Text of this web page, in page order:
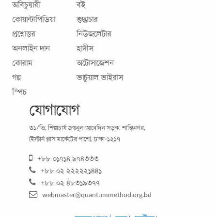
ভালবাসি, ভালবাসি
সবার খুশি-খুশি ভাব। মেয়েরা ক্লাসে বসে ব্যাগের ভেতর চকচকে
মোড়কের উপহার লুকাতে ব্যস্ত।...
অবিচুয়ারী
কোয়ান্টাপিডিয়া
প্রশ্নোত্তর
অনলাইন দান
কোরাম
গল্প
স্পিচ
বই
শুদ্ধাচার
নিউজলেটার
হাদীস
অটোসাজেশন
ভার্চুয়াল ভাইরাস
যোগাযোগ
৩১/ভি, শিল্পাচার্য জয়নুল আবেদিন সড়ক, শান্তিনগর,
(ইস্টার্ন প্লাস মার্কেটের পাশে), ঢাকা-১২১৭
+৮৮ ০১৭১৪ ৯৭৪৩৩৩
+৮৮ ০২ ২২২২২১৪৪১
+৮৮ ০২ ৪৮৩১৯৩৭৭
webmaster@quantummethod.org.bd